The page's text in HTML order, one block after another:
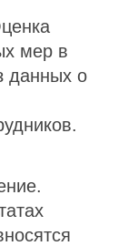
мер в
данных о